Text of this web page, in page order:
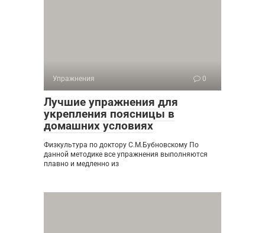
Упражнения 0
Лучшие упражнения для
укрепления поясницы в
домашних условиях
Физкультура по доктору С.М.Бубновскому По
данной методике все упражнения выполняются
плавно и медленно из